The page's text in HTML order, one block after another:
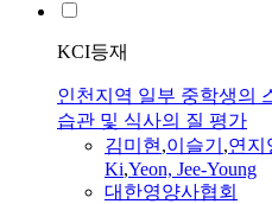
KCI등재
인천지역 일부 중학생의
습관 및 식사의 질 평가
김미현,이슬기 ,연지
Ki,Yeon, Jee-Young
대한영양사협회